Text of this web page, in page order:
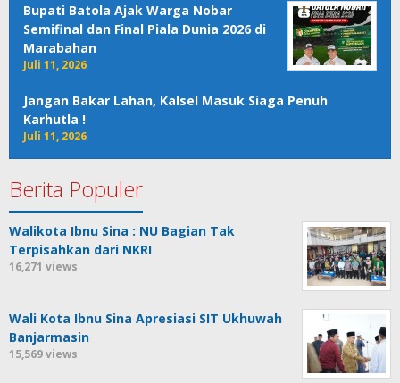
Bupati Batola Ajak Warga Nobar
Semifinal dan Final Piala Dunia 2026 di
Marabahan
Juli 11, 2026
Jangan Bakar Lahan, Kalsel Masuk Siaga Penuh
Karhutla !
Juli 11, 2026
Berita Populer
Walikota Ibnu Sina : NU Bagian Tak
Terpisahkan dari NKRI
16,271 views
Wali Kota Ibnu Sina Apresiasi SIT Ukhuwah
Banjarmasin
15,569 views